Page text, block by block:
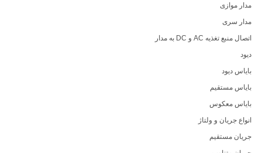
مدار موازی
مدار سری
اتصال منبع تغذیه AC و DC به مدار
دیود
بایاس دیود
بایاس مستقیم
بایاس معکوس
انواع جریان و ولتاژ
جریان مستقیم